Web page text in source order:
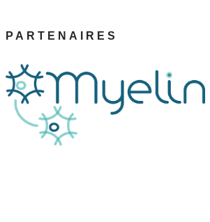
PARTENAIRES